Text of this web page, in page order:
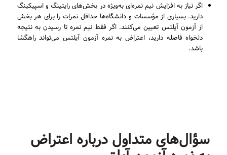
اگر نیاز به افزایش نیم نمره‌ای به‌ویژه در بخش‌های رایتینگ و اسپیکینگ
دارید. بسیاری از مؤسسات و دانشگاه‌ها حداقل نمرات را برای هر بخش
از آزمون آیلتس تعیین می‌کنند. اگر فقط نیم نمره تا رسیدن به نتیجه
دلخواه فاصله دارید، اعتراض به نمره آزمون آیلتس می‌تواند راهگشا
باشد.
سؤال‌های متداول درباره اعتراض